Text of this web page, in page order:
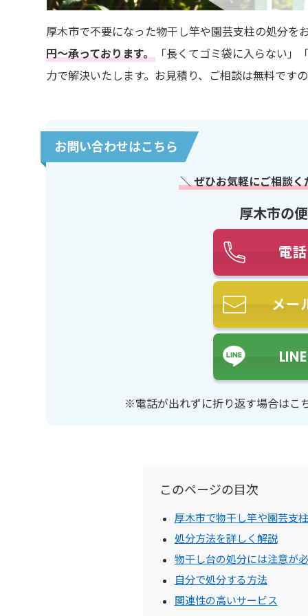
厚木市で不要になった物干し竿や園芸支柱の処分
円～承っております。 「長くてゴミ袋に入らない
力で解決いたします。お見積り、ご相談は無料です
お問い合わせはこちら
＼ ぜひお気軽にご相談
厚木市の
電
メー
※電話が出れずに折り返す場合はこ
このページの目次
厚木市で物干し竿や園芸支
処分方法を詳しく解説
物干し台の処分には注意が
自分で処分する方法
関連性の高いサービス